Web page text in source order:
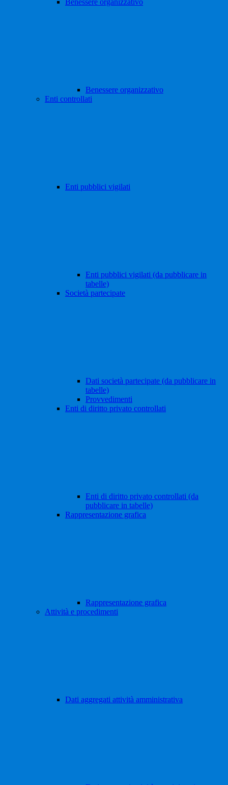
Benessere organizzativo
Benessere organizzativo
Enti controllati
Enti pubblici vigilati
Enti pubblici vigilati (da pubblicare in
tabelle)
Società partecipate
Dati società partecipate (da pubblicare in
tabelle)
Provvedimenti
Enti di diritto privato controllati
Enti di diritto privato controllati (da
pubblicare in tabelle)
Rappresentazione grafica
Rappresentazione grafica
Attività e procedimenti
Dati aggregati attività amministrativa